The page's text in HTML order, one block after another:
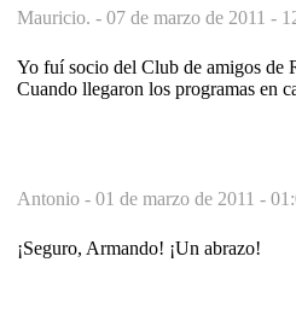
Mauricio. - 07 de marzo de 2011 -
Yo fuí socio del Club de amigos de
Cuando llegaron los programas en
Antonio - 01 de marzo de 2011 -
¡Seguro, Armando! ¡Un abrazo!